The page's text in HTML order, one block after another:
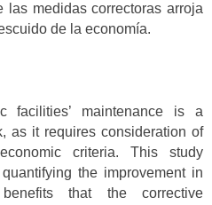
las medidas correctoras arroja
de la economía.
facilities’ maintenance is a
as it requires consideration of
criteria. This study
the improvement in
that the corrective